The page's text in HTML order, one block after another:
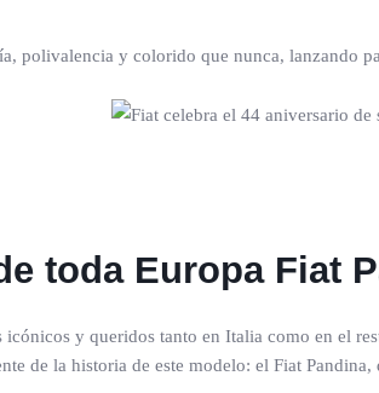
polivalencia y colorido que nunca, lanzando
toda Europa Fiat
y queridos tanto en Italia como en el
de la historia de este modelo: el Fiat